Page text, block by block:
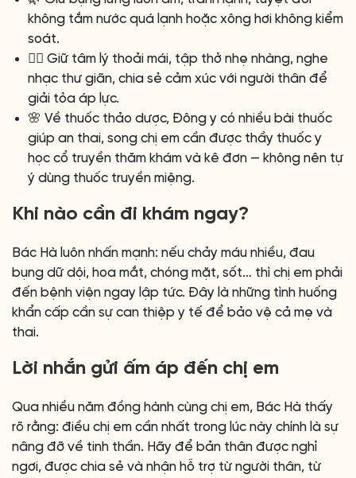
không tắm nước quá lạnh hoặc xông hơi không kiểm
soát.
🧘‍♀️ Giữ tâm lý thoải mái, tập thở nhẹ nhàng, nghe
nhạc thư giãn, chia sẻ cảm xúc với người thân để
giải tỏa áp lực.
🌸 Về thuốc thảo dược, Đông y có nhiều bài thuốc
giúp an thai, song chị em cần được thầy thuốc y
học cổ truyền thăm khám và kê đơn — không nên tự
ý dùng thuốc truyền miệng.
Khi nào cần đi khám ngay?
Bác Hà luôn nhấn mạnh: nếu chảy máu nhiều, đau
bụng dữ dội, hoa mắt, chóng mặt, sốt… thì chị em phải
đến bệnh viện ngay lập tức. Đây là những tình huống
khẩn cấp cần sự can thiệp y tế để bảo vệ cả mẹ và
thai.
Lời nhắn gửi ấm áp đến chị em
Qua nhiều năm đồng hành cùng chị em, Bác Hà thấy
rõ rằng: điều chị em cần nhất trong lúc này chính là sự
nâng đỡ về tinh thần. Hãy để bản thân được nghỉ
ngơi, được chia sẻ và nhận hỗ trợ từ người thân, từ